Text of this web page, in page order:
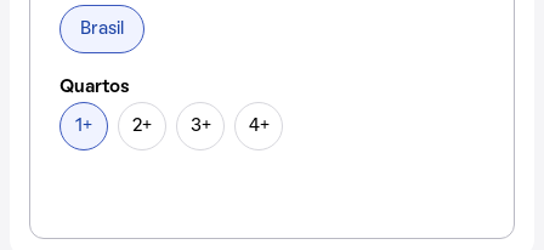
Brasil
Quartos
1+ 2+ 3+ 4+